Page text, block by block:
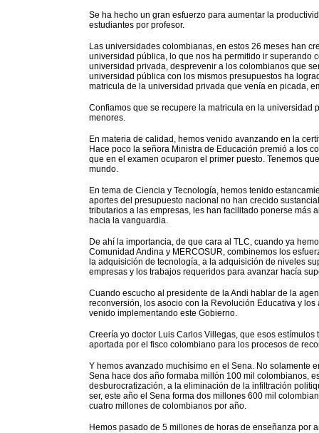
Se ha hecho un gran esfuerzo para aumentar la
estudiantes por profesor.
Las universidades colombianas, en estos 26 meses han
universidad pública, lo que nos ha permitido ir superando
universidad privada, desprevenir a los colombianos que
universidad pública con los mismos presupuestos ha
matricula de la universidad privada que venía en picada,
Confiamos que se recupere la matricula en la
menores.
En materia de calidad, hemos venido avanzando en la
Hace poco la señora Ministra de Educación premió a los
que en el examen ocuparon el primer puesto. Tenemos
mundo.
En tema de Ciencia y Tecnología, hemos tenido
aportes del presupuesto nacional no han crecido
tributarios a las empresas, les han facilitado ponerse más
hacia la vanguardia.
De ahí la importancia, de que cara al TLC, cuando ya
Comunidad Andina y MERCOSUR, combinemos los
la adquisición de tecnología, a la adquisición de niveles
empresas y los trabajos requeridos para avanzar hacía
Cuando escucho al presidente de la Andi hablar de la
reconversión, los asocio con la Revolución Educativa y
venido implementando este Gobierno.
Creería yo doctor Luis Carlos Villegas, que esos
aportada por el fisco colombiano para los procesos de
Y hemos avanzado muchísimo en el Sena. No solamente
Sena hace dos año formaba millón 100 mil colombianos,
desburocratización, a la eliminación de la infiltración
ser, este año el Sena forma dos millones 600 mil
cuatro millones de colombianos por año.
Hemos pasado de 5 millones de horas de enseñanza por